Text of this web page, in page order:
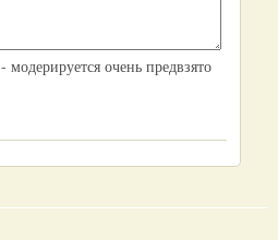
- модерируется очень предвзято